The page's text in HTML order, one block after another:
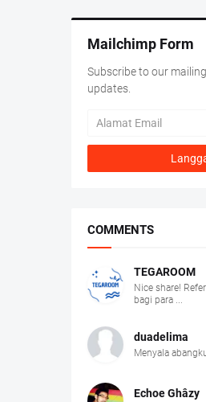
Mailchimp Form
Subscribe to our
updates.
COMMENTS
TEGAROOM
Nice share!
bagi para ...
duadelima
Menyala
Echoe Ghâzy